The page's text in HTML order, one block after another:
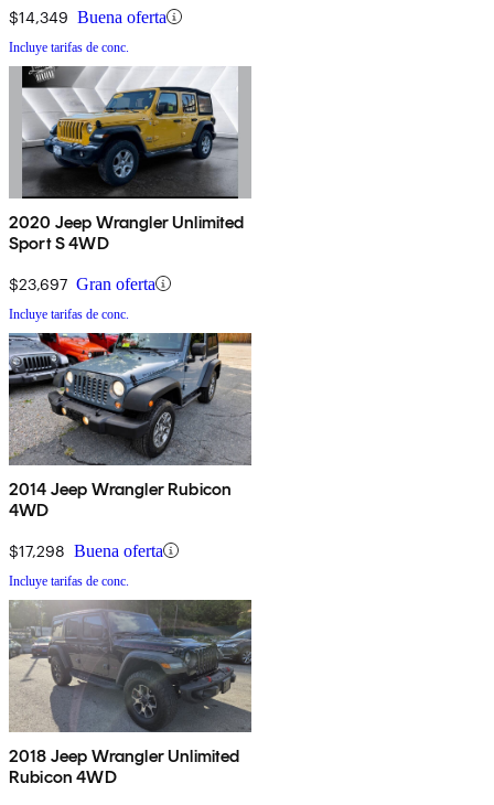
$14,349 Buena oferta
Incluye tarifas de conc.
2020 Jeep Wrangler Unlimited
Sport S 4WD
$23,697 Gran oferta
Incluye tarifas de conc.
2014 Jeep Wrangler Rubicon
4WD
$17,298 Buena oferta
Incluye tarifas de conc.
2018 Jeep Wrangler Unlimited
Rubicon 4WD